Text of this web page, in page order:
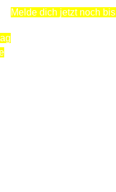
Melde dich jetzt noch